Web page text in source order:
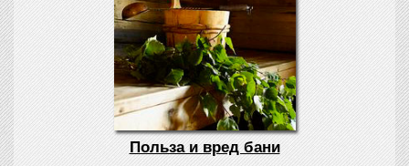
Польза и вред бани